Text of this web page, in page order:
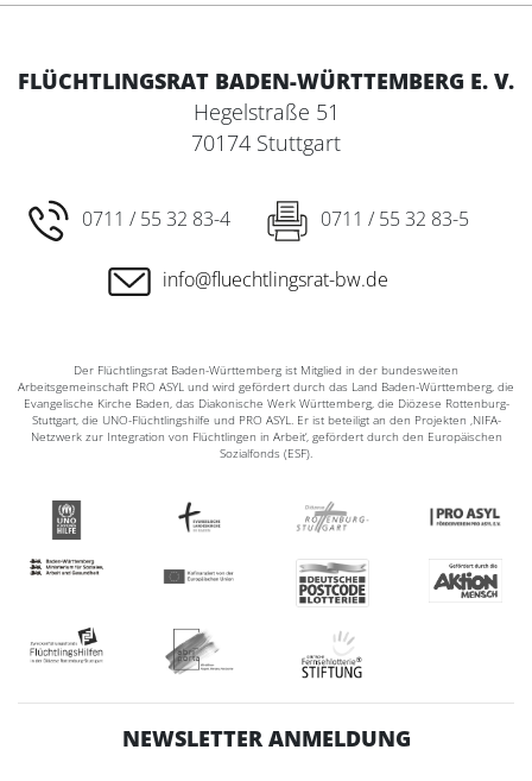
FLÜCHTLINGSRAT BADEN-WÜRTTEMBERG E. V.
Hegelstraße 51
70174 Stuttgart
0711 / 55 32 83-4 0711 / 55 32 83-5
info@fluechtlingsrat-bw.de
Der Flüchtlingsrat Baden-Württemberg ist Mitglied in der bundesweiten
Arbeitsgemeinschaft PRO ASYL und wird gefördert durch das Land Baden-Württemberg, die
Evangelische Kirche Baden, das Diakonische Werk Württemberg, die Diözese Rottenburg-
Stuttgart, die UNO-Flüchtlingshilfe und PRO ASYL. Er ist beteiligt an den Projekten ‚NIFA-
Netzwerk zur Integration von Flüchtlingen in Arbeit‘, gefördert durch den Europäischen
Sozialfonds (ESF).
NEWSLETTER ANMELDUNG